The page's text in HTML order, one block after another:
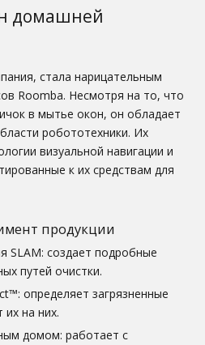
домашней
стала нарицательным
Roomba. Несмотря на то, что
в мытье окон, он обладает
робототехники. Их
визуальной навигации и
к их средствам для
продукции
SLAM: создает подробные
путей очистки.
определяет загрязненные
их на них.
домом: работает с